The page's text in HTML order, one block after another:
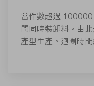
當件數超過
間同時裝卸料。由
產型生產。迴圈時